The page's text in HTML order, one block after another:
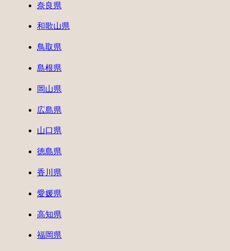
奈良県
和歌山県
鳥取県
島根県
岡山県
広島県
山口県
徳島県
香川県
愛媛県
高知県
福岡県